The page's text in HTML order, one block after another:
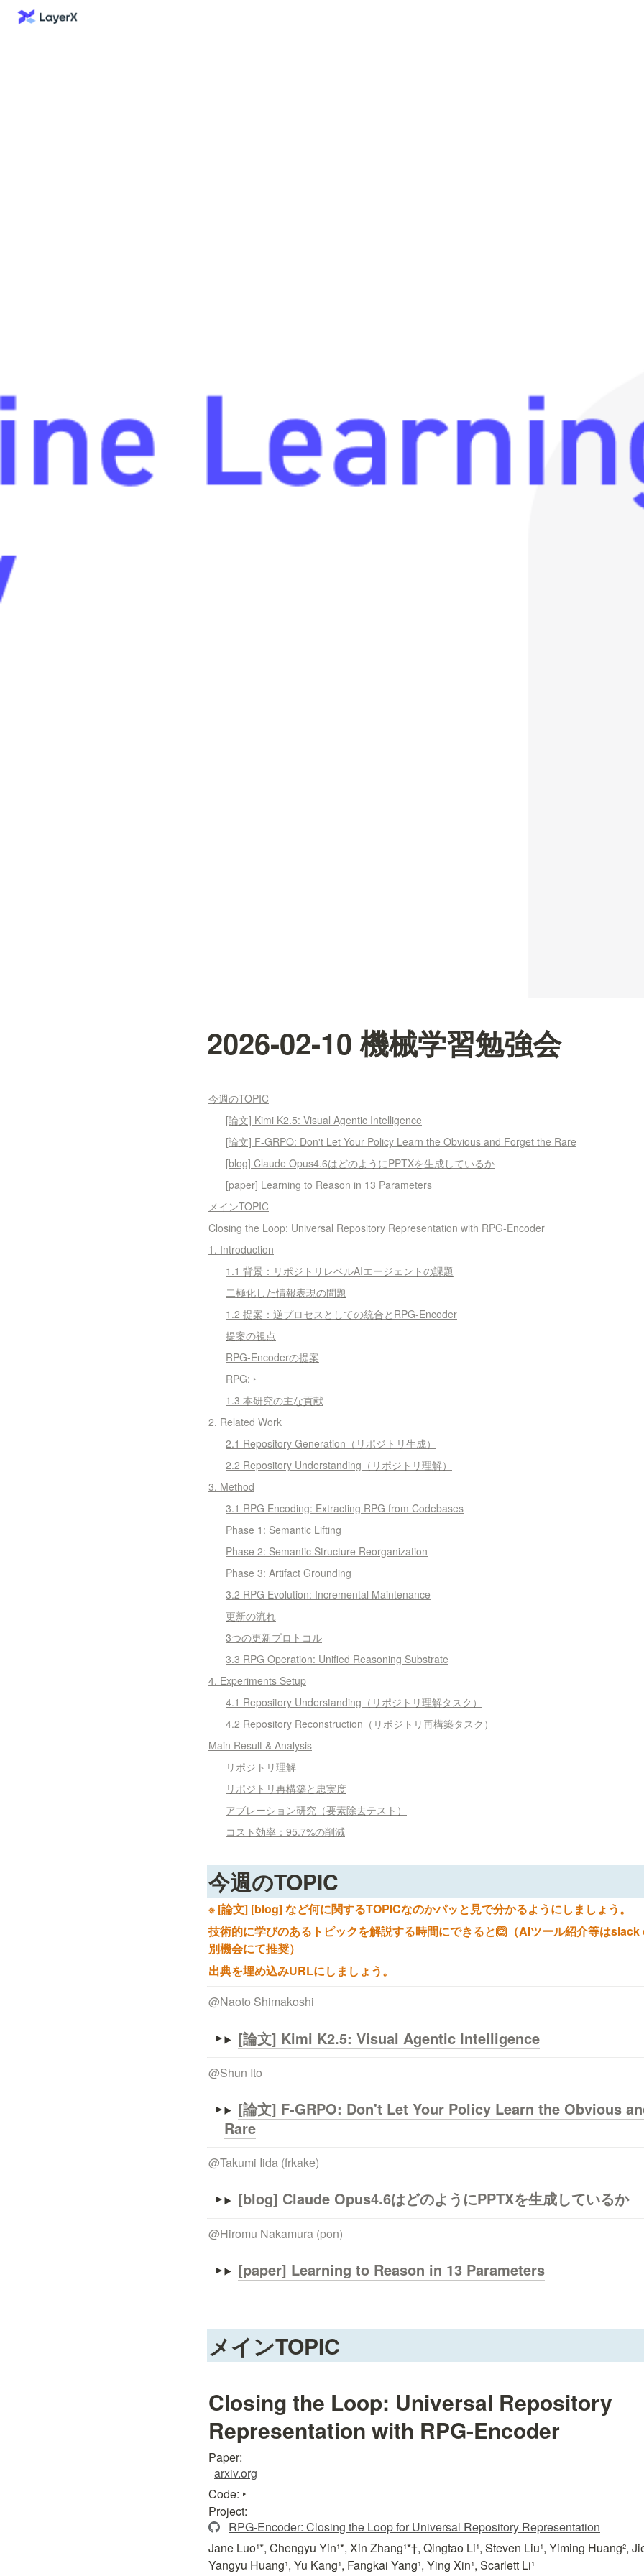
2026-02-10 機械学習勉強会
今週のTOPIC
[論文] Kimi K2.5: Visual Agentic Intelligence
[論文] F-GRPO: Don't Let Your Policy Learn the Obvious and Forget the Rare
[blog] Claude Opus4.6はどのようにPPTXを生成しているか
[paper] Learning to Reason in 13 Parameters
メインTOPIC
Closing the Loop: Universal Repository Representation with RPG-Encoder
1. Introduction
1.1 背景：リポジトリレベルAIエージェントの課題
二極化した情報表現の問題
1.2 提案：逆プロセスとしての統合とRPG-Encoder
提案の視点
RPG-Encoderの提案
RPG: ‣
1.3 本研究の主な貢献
2. Related Work
2.1 Repository Generation（リポジトリ生成）
2.2 Repository Understanding（リポジトリ理解）
3. Method
3.1 RPG Encoding: Extracting RPG from Codebases
Phase 1: Semantic Lifting
Phase 2: Semantic Structure Reorganization
Phase 3: Artifact Grounding
3.2 RPG Evolution: Incremental Maintenance
更新の流れ
3つの更新プロトコル
3.3 RPG Operation: Unified Reasoning Substrate
4. Experiments Setup
4.1 Repository Understanding（リポジトリ理解タスク）
4.2 Repository Reconstruction（リポジトリ再構築タスク）
Main Result & Analysis
リポジトリ理解
リポジトリ再構築と忠実度
アブレーション研究（要素除去テスト）
コスト効率：95.7%の削減
今週のTOPIC
※ [論文] [blog] など何に関するTOPICなのかパッと見で分かるようにしましょう。
技術的に学びのあるトピックを解説する時間にできると🙆（AIツール紹介等は
別機会にて推奨）
出典を埋め込みURLにしましょう。
@Naoto Shimakoshi
[論文] Kimi K2.5: Visual Agentic Intelligence
@Shun Ito
[論文] F-GRPO: Don't Let Your Policy Learn the Obvious
Rare
@Takumi Iida (frkake)
[blog] Claude Opus4.6はどのようにPPTXを生成しているか
@Hiromu Nakamura (pon)
[paper] Learning to Reason in 13 Parameters
メインTOPIC
Closing the Loop: Universal Repository
Representation with RPG-Encoder
Paper:
arxiv.org
Code: ‣
Project:
RPG-Encoder: Closing the Loop for Universal Repository Representation
Jane Luo¹*, Chengyu Yin¹*, Xin Zhang¹*†, Qingtao Li¹, Steven Liu¹, Yiming Huang²,
Yangyu Huang¹, Yu Kang¹, Fangkai Yang¹, Ying Xin¹, Scarlett Li¹